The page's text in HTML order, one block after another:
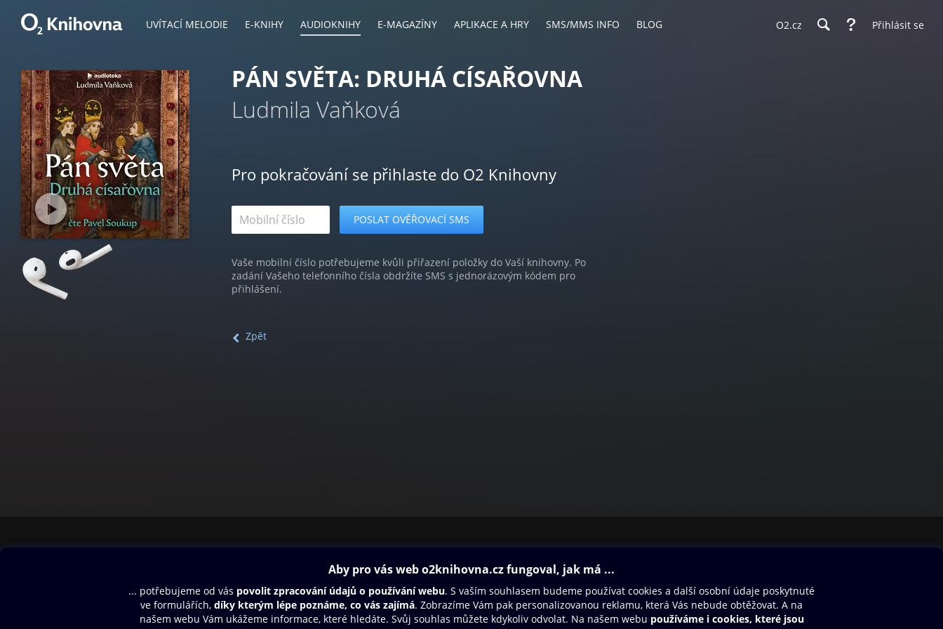
UVÍTACÍ MELODIE E-KNIHY AUDIOKNIHY E-MAGAZÍNY APLIKACE A HRY SMS/MMS INFO BLOG O2.cz Přihlásit se
PÁN SVĚTA: DRUHÁ CÍSAŘOVNA
Ludmila Vaňková
Pro pokračování se přihlaste do O2 Knihovny
Vaše mobilní číslo potřebujeme kvůli přiřazení položky do Vaší knihovny. Po
zadání Vašeho telefonního čísla obdržíte SMS s jednorázovým kódem pro
přihlášení.
Zpět
Aplikace a hry
SMS/MMS Info
Blog
Dárkový poukaz
Nápověda
Oneplay Originály
Sport